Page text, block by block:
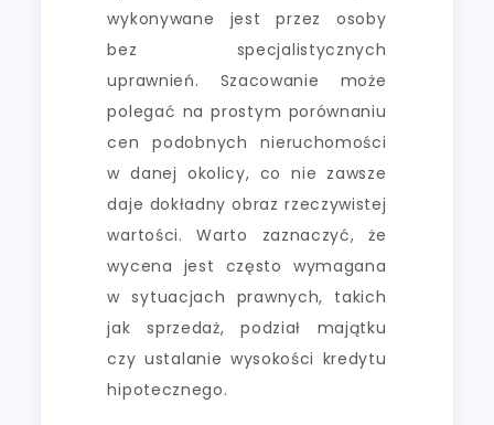
wykonywane jest przez osoby
bez specjalistycznych
uprawnień. Szacowanie może
polegać na prostym porównaniu
cen podobnych nieruchomości
w danej okolicy, co nie zawsze
daje dokładny obraz rzeczywistej
wartości. Warto zaznaczyć, że
wycena jest często wymagana
w sytuacjach prawnych, takich
jak sprzedaż, podział majątku
czy ustalanie wysokości kredytu
hipotecznego.